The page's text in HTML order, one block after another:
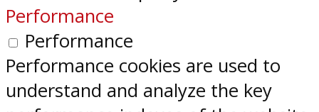
Performance
Performance
Performance cookies are used to
understand and analyze the key